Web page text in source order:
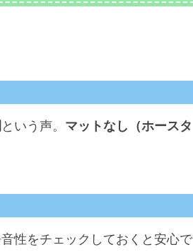
という声。 マットなし（ホースタ
性をチェックしておくと安心で